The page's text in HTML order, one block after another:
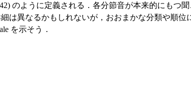
442) のように定義される．各分節音が本来的にもつ
異なるかもしれないが，おおまかな分類や順位
を示そう．